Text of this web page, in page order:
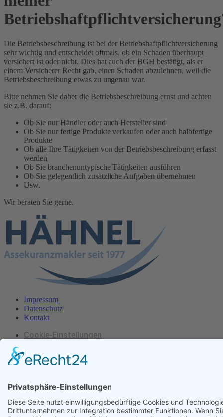
Die Betriebsbeschreibung ist bei der Betriebshaftpflichtversicherung
sehr wichtig und entscheidet oftmals, ob ein Schaden überhaupt
versichert ist oder nicht. Dies hat auch der BGH bestätigt, als er
einem Versicherer Recht gab, einen Schaden abzulehnen, weil die
Betriebsbeschreibung etwas zu ungenau war.
Bitte nehmen Sie daher die Betriebsbeschreibung ernst und achten
sie z.B. darauf:
Ob Sie nur Händler oder auch Hersteller sind
Ob Sie nur fertige Produkte verkaufen oder auch halbfertige
Produkte
Ob alle Ihre Tätigkeiten von der Betriebsbeschreibung erfasst
werden
Ob Sie branchenuntypische Tätigkeiten ausführen
Ob Sie gelegentlich zusätzliche Aufgaben übernehmen
Usw.
Wir beraten Sie gerne.
Impressum
Datenschutz
Kontakt
Cookie-Einstellungen
Hähnel Assekuranzmakler Copyright ©
Konzept- und Werbeagentur